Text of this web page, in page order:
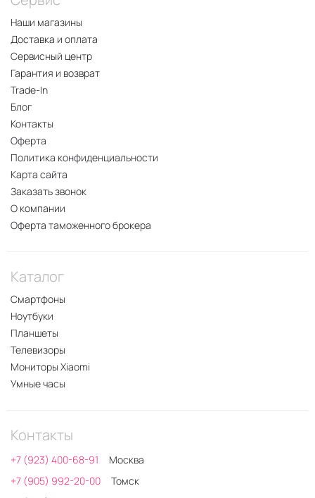
Наши магазины
Доставка и оплата
Сервисный центр
Гарантия и возврат
Trade-In
Блог
Контакты
Оферта
Политика конфиденциальности
Карта сайта
Заказать звонок
О компании
Оферта таможенного брокера
Каталог
Смартфоны
Ноутбуки
Планшеты
Телевизоры
Мониторы Xiaomi
Умные часы
Контакты
+7 (923) 400-68-91
Москва
+7 (905) 992-20-00
Томск